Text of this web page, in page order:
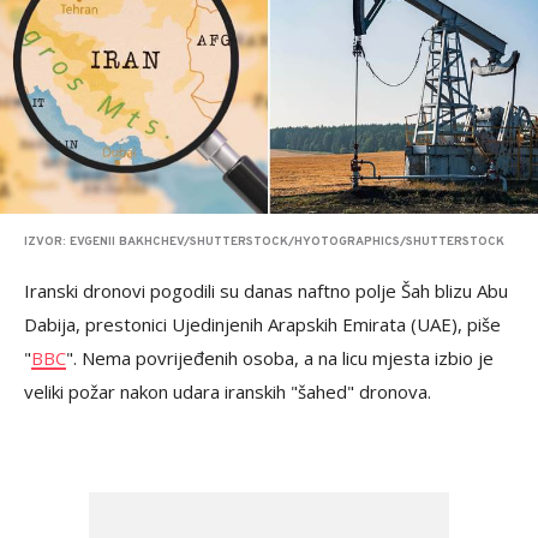
IZVOR: EVGENII BAKHCHEV/SHUTTERSTOCK/HYOTOGRAPHICS/SHUTTERSTOCK
Iranski dronovi pogodili su danas naftno polje Šah blizu Abu
Dabija, prestonici Ujedinjenih Arapskih Emirata (UAE), piše
"BBC". Nema povrijeđenih osoba, a na licu mjesta izbio je
veliki požar nakon udara iranskih "šahed" dronova.